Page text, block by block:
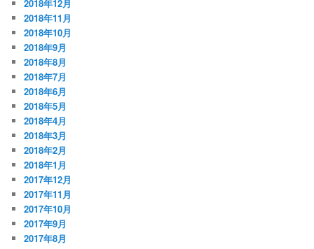
2018年12月
2018年11月
2018年10月
2018年9月
2018年8月
2018年7月
2018年6月
2018年5月
2018年4月
2018年3月
2018年2月
2018年1月
2017年12月
2017年11月
2017年10月
2017年9月
2017年8月